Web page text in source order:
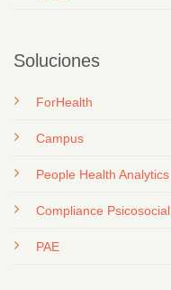
Soluciones
ForHealth
Campus
People Health Analytics
Compliance Psicosocial
PAE